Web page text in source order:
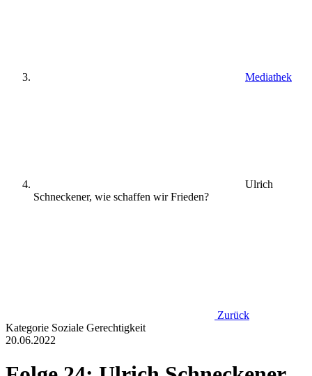
Mediathek
Ulrich
Schneckener, wie schaffen wir Frieden?
Zurück
Kategorie Soziale Gerechtigkeit
20.06.2022